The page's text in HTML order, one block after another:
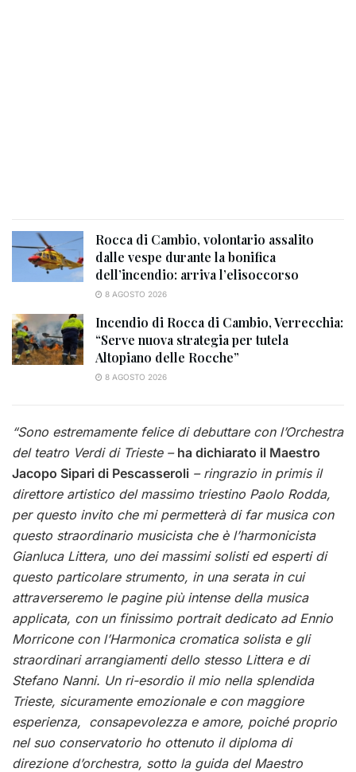
Rocca di Cambio, volontario assalito
dalle vespe durante la bonifica
dell’incendio: arriva l’elisoccorso
8 AGOSTO 2026
Incendio di Rocca di Cambio, Verrecchia:
“Serve nuova strategia per tutela
Altopiano delle Rocche”
8 AGOSTO 2026
“Sono estremamente felice di debuttare con l’Orchestra
del teatro Verdi di Trieste – ha dichiarato il Maestro
Jacopo Sipari di Pescasseroli – ringrazio in primis il
direttore artistico del massimo triestino Paolo Rodda,
per questo invito che mi permetterà di far musica con
questo straordinario musicista che è l’harmonicista
Gianluca Littera, uno dei massimi solisti ed esperti di
questo particolare strumento, in una serata in cui
attraverseremo le pagine più intense della musica
applicata, con un finissimo portrait dedicato ad Ennio
Morricone con l’Harmonica cromatica solista e gli
straordinari arrangiamenti dello stesso Littera e di
Stefano Nanni. Un ri-esordio il mio nella splendida
Trieste, sicuramente emozionale e con maggiore
esperienza, consapevolezza e amore, poiché proprio
nel suo conservatorio ho ottenuto il diploma di
direzione d’orchestra, sotto la guida del Maestro